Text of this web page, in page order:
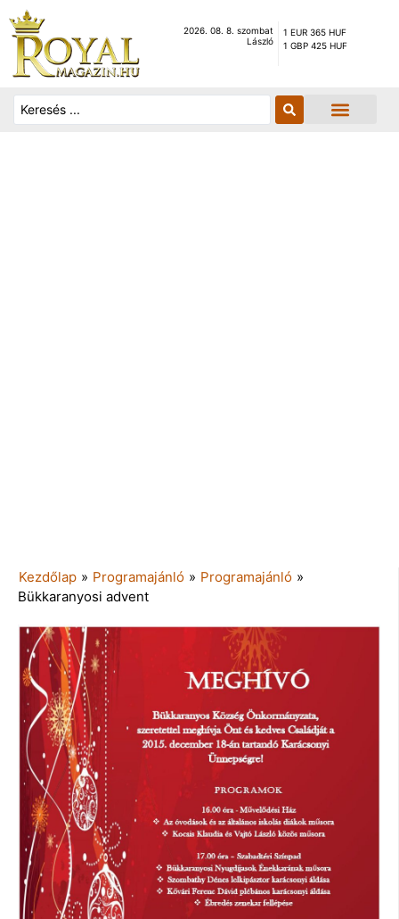
2026. 08. 8. szombat
László
1 EUR 365 HUF
1 GBP 425 HUF
Kezdőlap » Programajánló » Programajánló »
Bükkaranyosi advent